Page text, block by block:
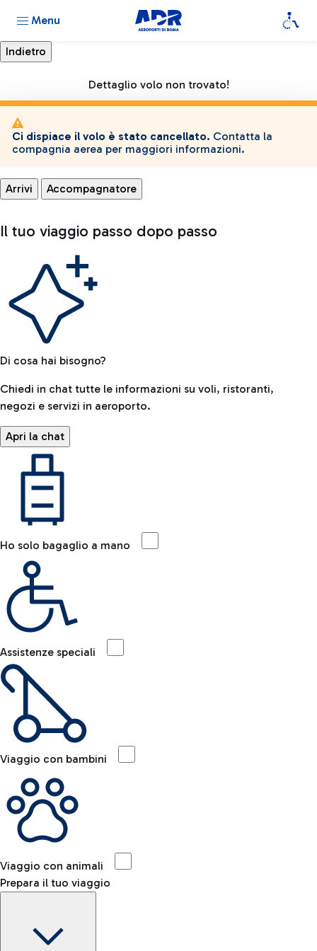
Menu
Dettaglio volo non trovato!
Ci dispiace il volo è stato cancellato. Contatta la
compagnia aerea per maggiori informazioni.
Arrivi Accompagnatore
Il tuo viaggio passo dopo passo
Di cosa hai bisogno?
Chiedi in chat tutte le informazioni su voli, ristoranti,
negozi e servizi in aeroporto.
Apri la chat
Ho solo bagaglio a mano
Assistenze speciali
Viaggio con bambini
Viaggio con animali
Prepara il tuo viaggio